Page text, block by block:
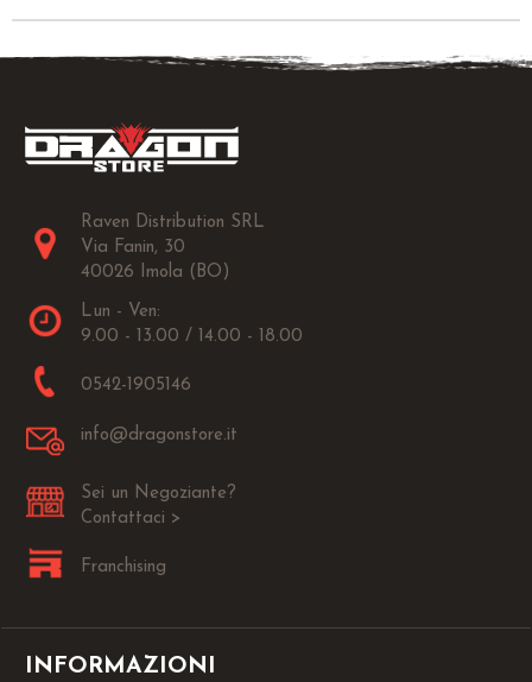
Raven Distribution SRL
Via Fanin, 30
40026 Imola (BO)
Lun - Ven:
9.00 - 13.00 / 14.00 - 18.00
0542-1905146
info@dragonstore.it
Sei un Negoziante?
Contattaci >
Franchising
INFORMAZIONI